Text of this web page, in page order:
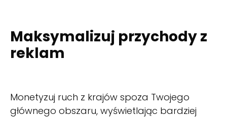
Maksymalizuj przychody z
reklam
Monetyzuj ruch z krajów spoza Twojego
głównego obszaru, wyświetlając bardziej